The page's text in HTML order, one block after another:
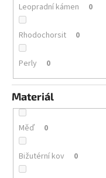
Leopradní kámen 0
Rhodochorsit 0
Perly 0
Materiál
Měď 0
Bižutérní kov 0